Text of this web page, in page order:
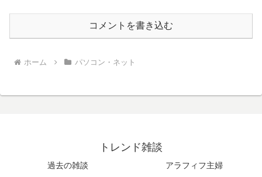
コメントを書き込む
ホーム パソコン・ネット
トレンド雑談
過去の雑談 アラフィフ主婦